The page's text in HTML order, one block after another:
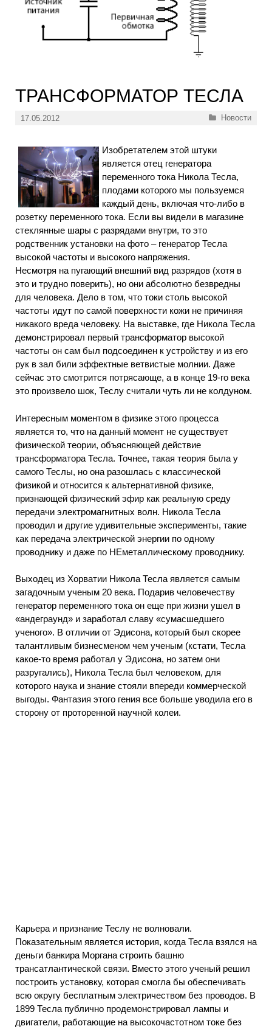
ТРАНСФОРМАТОР ТЕСЛА
17.05.2012 Рубрики
Новости
Изобретателем этой штуки
является отец генератора
переменного тока Никола Тесла,
плодами которого мы пользуемся
каждый день, включая что-либо в
розетку переменного тока. Если вы видели в магазине
стеклянные шары с разрядами внутри, то это
родственник установки на фото – генератор Тесла
высокой частоты и высокого напряжения.
Несмотря на пугающий внешний вид разрядов (хотя в
это и трудно поверить), но они абсолютно безвредны
для человека. Дело в том, что токи столь высокой
частоты идут по самой поверхности кожи не причиняя
никакого вреда человеку. На выставке, где Никола Тесла
демонстрировал первый трансформатор высокой
частоты он сам был подсоединен к устройству и из его
рук в зал били эффектные ветвистые молнии. Даже
сейчас это смотрится потрясающе, а в конце 19-го века
это произвело шок, Теслу считали чуть ли не колдуном.
Интересным моментом в физике этого процесса
является то, что на данный момент не существует
физической теории, объясняющей действие
трансформатора Тесла. Точнее, такая теория была у
самого Теслы, но она разошлась с классической
физикой и относится к альтернативной физике,
признающей физический эфир как реальную среду
передачи электромагнитных волн. Никола Тесла
проводил и другие удивительные эксперименты, такие
как передача электрической энергии по одному
проводнику и даже по НЕметаллическому проводнику.
Выходец из Хорватии Никола Тесла является самым
загадочным ученым 20 века. Подарив человечеству
генератор переменного тока он еще при жизни ушел в
«андеграунд» и заработал славу «сумасшедшего
ученого». В отличии от Эдисона, который был скорее
талантливым бизнесменом чем ученым (кстати, Тесла
какое-то время работал у Эдисона, но затем они
разругались), Никола Тесла был человеком, для
которого наука и знание стояли впереди коммерческой
выгоды. Фантазия этого гения все больше уводила его в
сторону от проторенной научной колеи.
Карьера и признание Теслу не волновали.
Показательным является история, когда Тесла взялся на
деньги банкира Моргана строить башню
трансатлантической связи. Вместо этого ученый решил
построить установку, которая смогла бы обеспечивать
всю округу бесплатным электричеством без проводов. В
1899 Тесла публично продемонстрировал лампы и
двигатели, работающие на высокочастотном токе без